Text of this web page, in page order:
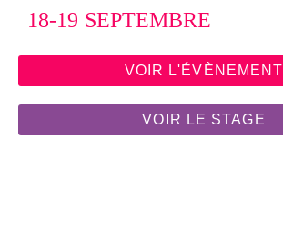
18-19 SEPTEMBRE
VOIR L'ÉVÈNEMENT
VOIR LE STAGE